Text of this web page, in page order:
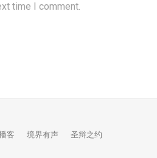
time I comment.
客 境界有声 圣辩之约